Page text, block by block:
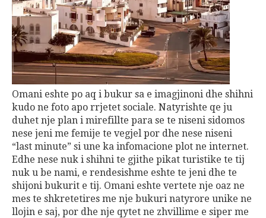
Omani eshte po aq i bukur sa e imagjinoni dhe shihni
kudo ne foto apo rrjetet sociale. Natyrishte qe ju
duhet nje plan i mirefillte para se te niseni sidomos
nese jeni me femije te vegjel por dhe nese niseni
“last minute” si une ka infomacione plot ne internet.
Edhe nese nuk i shihni te gjithe pikat turistike te tij
nuk u be nami, e rendesishme eshte te jeni dhe te
shijoni bukurit e tij. Omani eshte vertete nje oaz ne
mes te shkretetires me nje bukuri natyrore unike ne
llojin e saj, por dhe nje qytet ne zhvillime e siper me